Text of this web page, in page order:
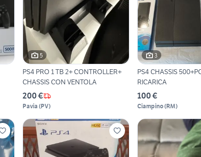
5
PS4 PRO 1 TB 2+ CONTROLLER+
CHASSIS CON VENTOLA
200 €
Pavia (PV)
3
PS4 CHASSIS
RICARICA
100 €
Ciampino(RM)